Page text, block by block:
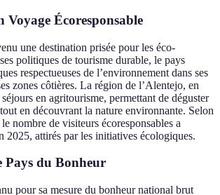
Écoresponsable
une destination prisée pour les éco-
politiques de tourisme durable, le pays
respectueuses de l’environnement dans ses
zones côtières. La région de l’Alentejo, en
en agritourisme, permettant de déguster
en découvrant la nature environnante. Selon
le nombre de visiteurs écoresponsables a
2025, attirés par les initiatives écologiques.
Pays du Bonheur
pour sa mesure du bonheur national brut